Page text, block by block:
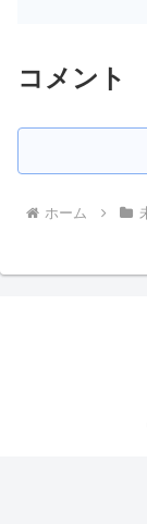
コメント
ホーム